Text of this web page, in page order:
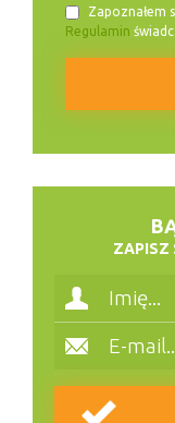
Zapoznałem
Regulamin
ZAPISZ